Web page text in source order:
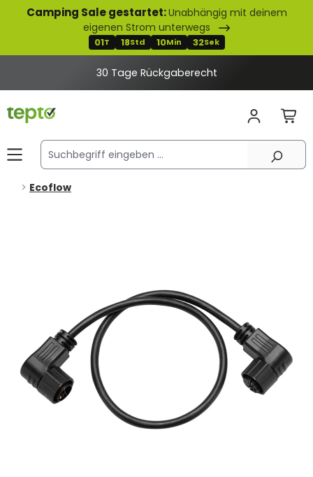
springen
Camping Sale gestartet:Unabhängig mit deinem
eigenen Strom unterwegs
01T 18Std 10Min 32Sek
30 Tage Rückgaberecht
Ecoflow